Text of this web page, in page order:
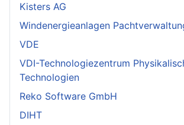
Kisters AG
Windenergieanlagen
VDE
VDI-Technologiezentrum
Technologien
Reko Software GmbH
DIHT